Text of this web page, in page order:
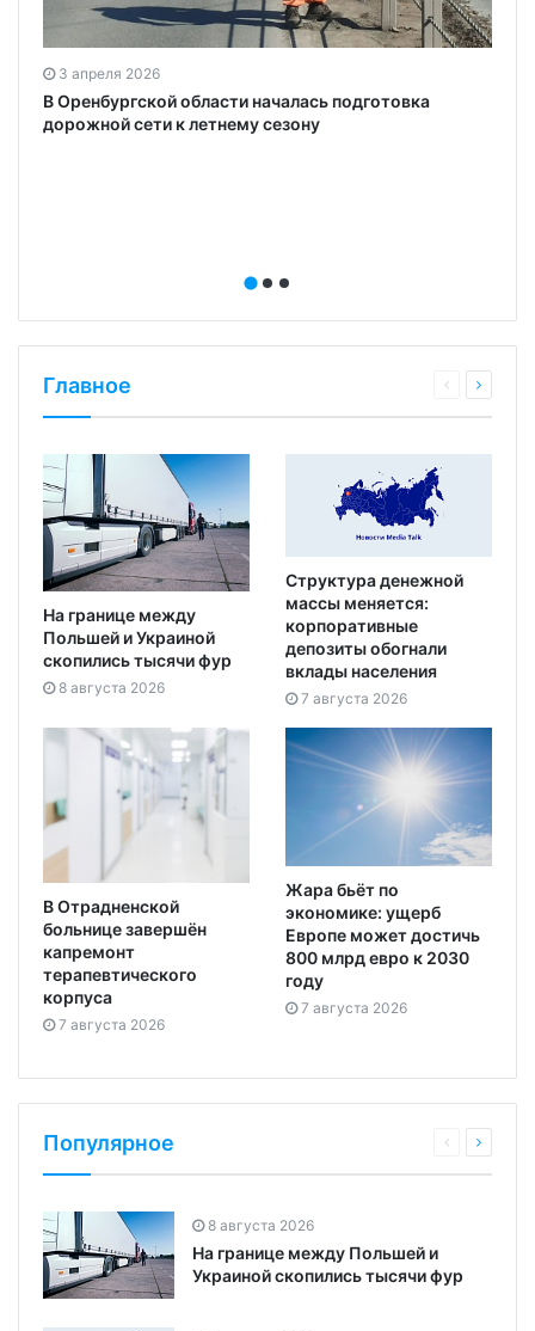
3 апреля 2026
В Оренбургской области началась подготовка
дорожной сети к летнему сезону
Главное
На границе между
Польшей и Украиной
скопились тысячи фур
8 августа 2026
Структура денежной
массы меняется:
корпоративные
депозиты обогнали
вклады населения
7 августа 2026
В Отрадненской
больнице завершён
капремонт
терапевтического
корпуса
7 августа 2026
Жара бьёт по
экономике: ущерб
Европе может достичь
800 млрд евро к 2030
году
7 августа 2026
Популярное
8 августа 2026
На границе между Польшей и
Украиной скопились тысячи фур